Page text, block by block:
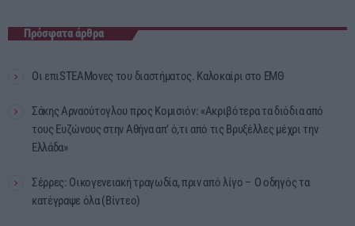
Πρόσφατα άρθρα
Οι επιSTEAMονες του διαστήματος. Καλοκαίρι στο ΕΜΘ
Σάκης Αρναούτογλου προς Κομισιόν: «Ακριβότερα τα διόδια από
τους Ευζώνους στην Αθήνα απ’ ό,τι από τις Βρυξέλλες μέχρι την
Ελλάδα»
Σέρρες: Οικογενειακή τραγωδία, πριν από λίγο – Ο οδηγός τα
κατέγραψε όλα (Βίντεο)